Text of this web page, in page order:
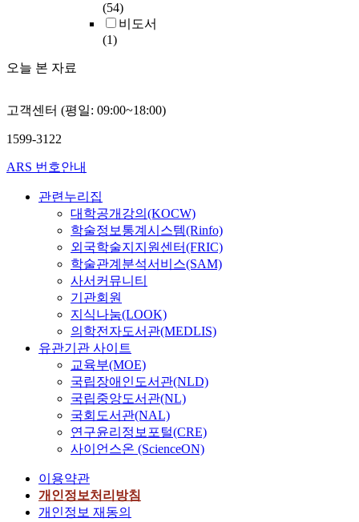
(54)
비도서
(1)
오늘 본 자료
고객센터 (평일: 09:00~18:00)
1599-3122
ARS 번호안내
관련누리집
대학공개강의(KOCW)
학술정보통계시스템(Rinfo)
외국학술지지원센터(FRIC)
학술관계분석서비스(SAM)
사서커뮤니티
기관회원
지식나눔(LOOK)
의학전자도서관(MEDLIS)
유관기관 사이트
교육부(MOE)
국립장애인도서관(NLD)
국립중앙도서관(NL)
국회도서관(NAL)
연구윤리정보포털(CRE)
사이언스온 (ScienceON)
이용약관
개인정보처리방침
개인정보 재동의